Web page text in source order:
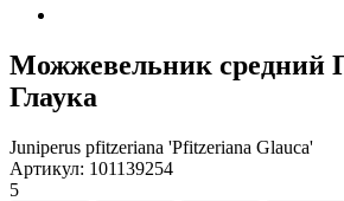
Можжевельник средний
Глаука
Juniperus pfitzeriana 'Pfitzeriana Glauca'
Артикул: 101139254
5